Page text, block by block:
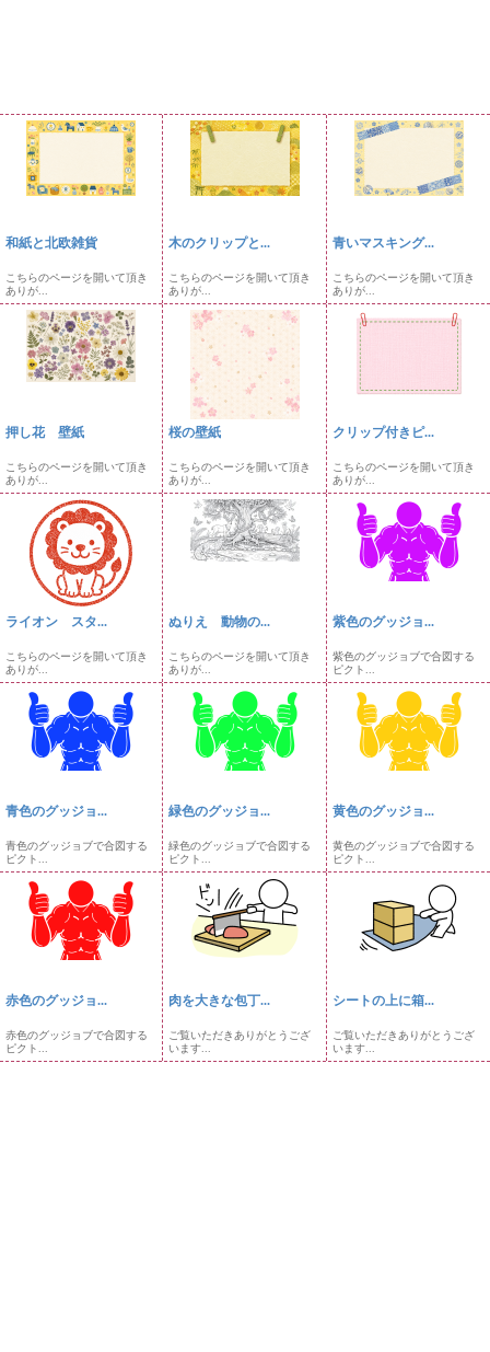
和紙と北欧雑貨
こちらのページを開いて頂き
ありが...
木のクリップと...
こちらのページを開いて頂き
ありが...
青いマスキング...
こちらのページを開いて頂き
ありが...
押し花 壁紙
こちらのページを開いて頂き
ありが...
桜の壁紙
こちらのページを開いて頂き
ありが...
クリップ付きピ...
こちらのページを開いて頂き
ありが...
ライオン スタ...
こちらのページを開いて頂き
ありが...
ぬりえ 動物の...
こちらのページを開いて頂き
ありが...
紫色のグッジョ...
紫色のグッジョブで合図する
ピクト...
青色のグッジョ...
青色のグッジョブで合図する
ピクト...
緑色のグッジョ...
緑色のグッジョブで合図する
ピクト...
黄色のグッジョ...
黄色のグッジョブで合図する
ピクト...
赤色のグッジョ...
赤色のグッジョブで合図する
ピクト...
肉を大きな包丁...
ご覧いただきありがとうござ
います...
シートの上に箱...
ご覧いただきありがとうござ
います...